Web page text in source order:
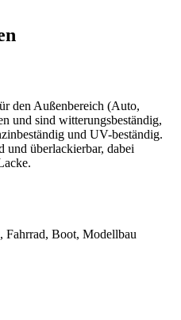
den Außenbereich (Auto,
und sind witterungsbeständig,
und UV-beständig.
und überlackierbar, dabei
Fahrrad, Boot, Modellbau